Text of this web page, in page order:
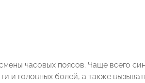
часовых поясов. Чаще всего
и головных болей, а также